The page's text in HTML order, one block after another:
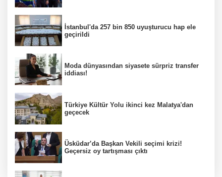
İstanbul'da 257 bin 850 uyuşturucu hap ele
geçirildi
Moda dünyasından siyasete sürpriz transfer
iddiası!
Türkiye Kültür Yolu ikinci kez Malatya'dan
geçecek
Üsküdar’da Başkan Vekili seçimi krizi!
Geçersiz oy tartışması çıktı